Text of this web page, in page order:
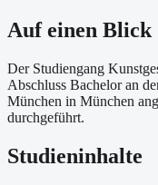
Auf einen Blick
Der Studiengang
Abschluss Bachelor an
München in München
durchgeführt.
Studieninhalte